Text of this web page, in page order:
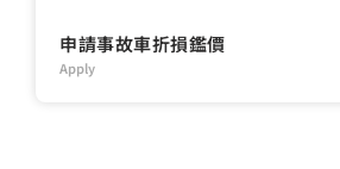
申請事故車折損鑑價
Apply